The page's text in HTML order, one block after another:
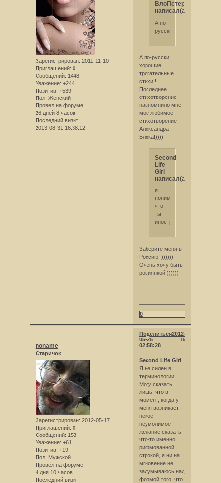
Зарегистрирован: 2011-11-10
Приглашений: 0
Сообщений: 1448
Уважение: +244
Позитив: +539
Пол: Женский
Провел на форуме:
26 дней 8 часов
Последний визит:
2013-08-31 16:38:12
ВлоПстер
написал(а):
А по
русски
А по-русски:
хорошие
трогательные
стихи!!!
Последнее
стихотворение
навпомнило мне
моё любимое
стихотворение
Александра
Блока!))))
Second
Life
Girl
написал(а):
я
понимаю
что
ты
иностранка
Заберите меня в
Россию! ))))))
Очень хочу быть
росиянкой ))))))
0
Поделиться
16
2012-
05-25
02:58:28
noname
Старичок
Зарегистрирован: 2012-05-17
Приглашений: 0
Сообщений: 153
Уважение: +61
Позитив: +19
Пол: Мужской
Провел на форуме:
4 дня 10 часов
Последний визит:
Second Life Girl
Я не силен в
терминологии.
Могу сказать
лишь, что в
момент, когда у
меня возникает
некое
неумолимое
желание сказать
что-то именно
рифмованной
строкой, я ни на
мгновение не
задумываюсь над
формой того, что